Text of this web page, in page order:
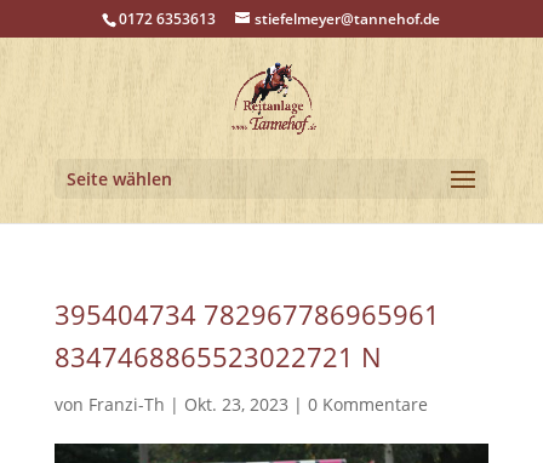
0172 6353613 stiefelmeyer@tannehof.de
Seite wählen
395404734 782967786965961
8347468865523022721 N
von Franzi-Th | Okt. 23, 2023 | 0 Kommentare